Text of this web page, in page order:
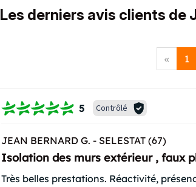
Les derniers avis clients de
« 1
5 Contrôlé
JEAN BERNARD G. - SELESTAT (67)
Isolation des murs extérieur , faux
Très belles prestations. Réactivité,